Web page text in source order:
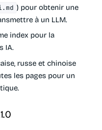
) pour obtenir une
à un LLM.
index pour la
IA.
russe et chinoise
les pages pour un